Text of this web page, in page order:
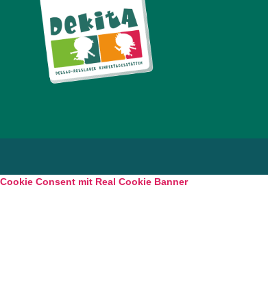
Cookie Consent mit Real Cookie Banner